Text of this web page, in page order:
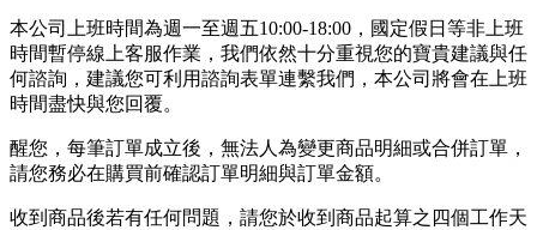
本公司上班時間為週一至週五10:00-18:00，國定假日等非上班
時間暫停線上客服作業，我們依然十分重視您的寶貴建議與任
何諮詢，建議您可利用諮詢表單連繫我們，本公司將會在上班
時間盡快與您回覆。
醒您，每筆訂單成立後，無法人為變更商品明細或合併訂單，
請您務必在購買前確認訂單明細與訂單金額。
收到商品後若有任何問題，請您於收到商品起算之四個工作天